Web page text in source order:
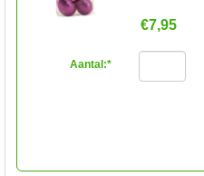
€7,95
Aantal:*